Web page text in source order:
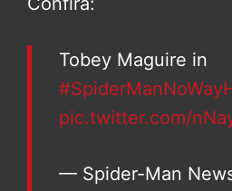
Tobey Maguire in
pic.twitter.com/
— Spider-Man